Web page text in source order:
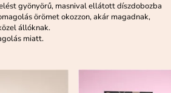
gyönyörű, masnival ellátott díszdobozba
örömet okozzon, akár magadnak,
állóknak.
miatt.